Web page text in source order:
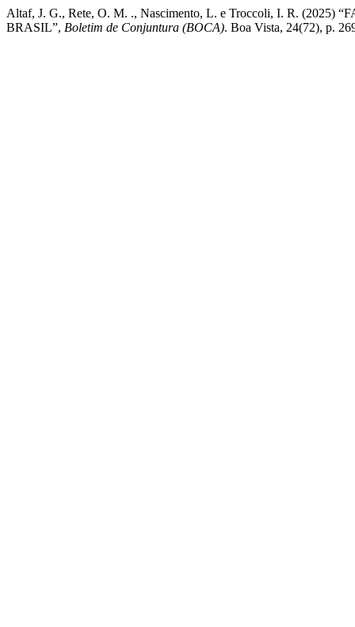
Altaf, J. G., Rete, O. M. ., Nascimento, L. e Troccoli, I. R.
BRASIL”, Boletim de Conjuntura (BOCA). Boa Vista, 24(72), p.